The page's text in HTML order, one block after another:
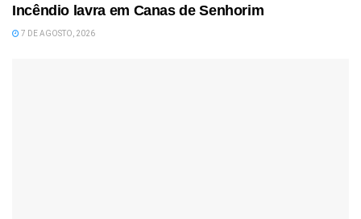
Incêndio lavra em Canas de Senhorim
7 DE AGOSTO, 2026